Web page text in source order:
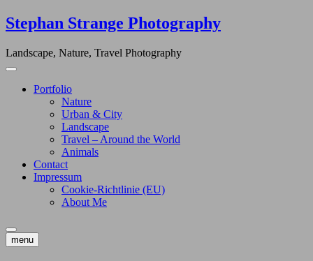
Skip
to
Stephan Strange Photography
Landscape, Nature, Travel Photography
Portfolio
Nature
Urban & City
Landscape
Travel – Around the World
Animals
Contact
Impressum
Cookie-Richtlinie (EU)
About Me
menu